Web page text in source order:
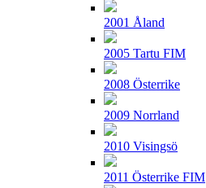
2001 Åland
2005 Tartu FIM
2008 Österrike
2009 Norrland
2010 Visingsö
2011 Österrike FIM